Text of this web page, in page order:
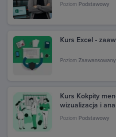
Poziom Podstawowy
Kurs Excel -
Poziom Zaawansowany
Kurs Kokpity
wizualizacja i
Poziom Podstawowy